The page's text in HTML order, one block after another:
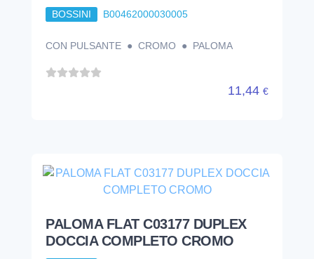
BOSSINI B00462000030005
CON PULSANTE ● CROMO ● PALOMA
11,44 €
PALOMA FLAT C03177 DUPLEX
DOCCIA COMPLETO CROMO